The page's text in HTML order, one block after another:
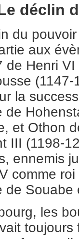
déclin
du
aux
de Henri
la
de
et Othon
III (1198-
ennemis
comme
de Souabe
les